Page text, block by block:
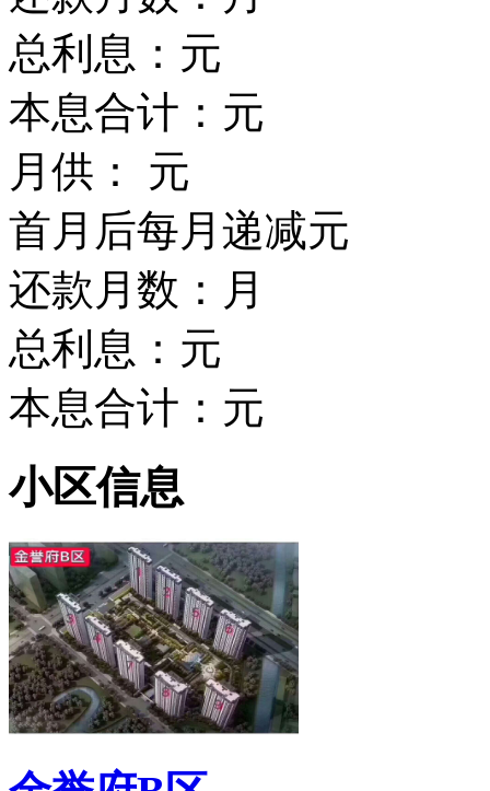
总利息： 元
本息合计： 元
月供：
元
首月后每月递减元
还款月数： 月
总利息： 元
本息合计： 元
小区信息